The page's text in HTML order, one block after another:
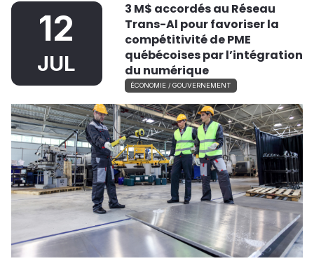
12
JUL
3 M$ accordés au Réseau
Trans-Al pour favoriser la
compétitivité de PME
québécoises par l’intégration
du numérique
ÉCONOMIE / GOUVERNEMENT